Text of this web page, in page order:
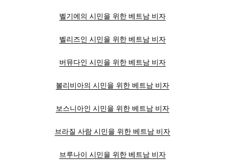
벨기에의 시민을 위한 베트남 비자
벨리즈인 시민을 위한 베트남 비자
버뮤다인 시민을 위한 베트남 비자
볼리비아의 시민을 위한 베트남 비자
보스니아인 시민을 위한 베트남 비자
브라질 사람 시민을 위한 베트남 비자
브루나이 시민을 위한 베트남 비자